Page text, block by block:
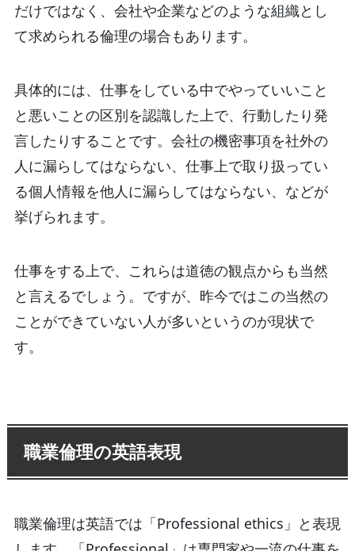
だけではなく、会社や企業などのような組織とし
て求められる倫理の場合もあります。
具体的には、仕事をしている中でやっていいこと
と悪いことの区別を認識した上で、行動したり発
言したりすることです。会社の機密事項を社外の
人に漏らしてはならない、仕事上で取り扱ってい
る個人情報を他人に漏らしてはならない、などが
挙げられます。
仕事をする上で、これらは道徳の観点からも当然
と言えるでしょう。ですが、昨今ではこの当然の
ことができていない人が多いというのが現状で
す。
職業倫理の英語表現
職業倫理は英語では「Professional ethics」と表現